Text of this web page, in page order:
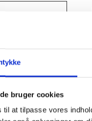
bruger cookies
til at tilpasse vores